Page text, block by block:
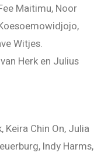
Maitimu, Noor
Witjes.
Herk en Julius
Keira Chin On, Julia
Indy Harms,